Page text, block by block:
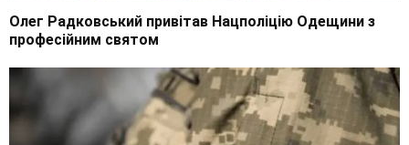
Олег Радковський привітав Нацполіцію Одещини з
професійним святом